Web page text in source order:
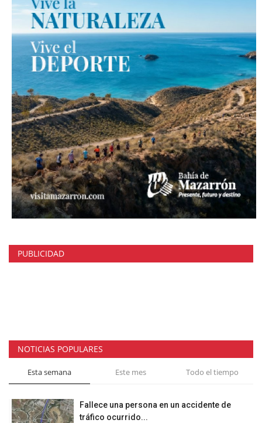
PUBLICIDAD
NOTICIAS POPULARES
Esta semana Este mes Todo el tiempo
Fallece una persona en un accidente de
tráfico ocurrido...